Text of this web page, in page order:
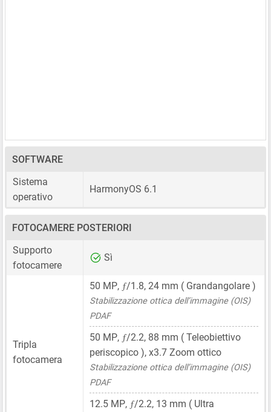
SOFTWARE
Sistema
operativo
HarmonyOS 6.1
FOTOCAMERE POSTERIORI
Supporto
fotocamere
Sì
Tripla
fotocamera
50 MP, ƒ/1.8, 24 mm ( Grandangolare )
Stabilizzazione ottica dell’immagine (OIS)
PDAF
50 MP, ƒ/2.2, 88 mm ( Teleobiettivo
periscopico ), x3.7 Zoom ottico
Stabilizzazione ottica dell’immagine (OIS)
PDAF
12.5 MP, ƒ/2.2, 13 mm ( Ultra